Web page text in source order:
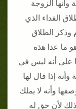
وأنها الزوجة
الفداء الذي
الطلاق
ما عدا هذه
على أنه ليس في
إذا قال لها
وأنه لا يملك
بذلك لأن حق له